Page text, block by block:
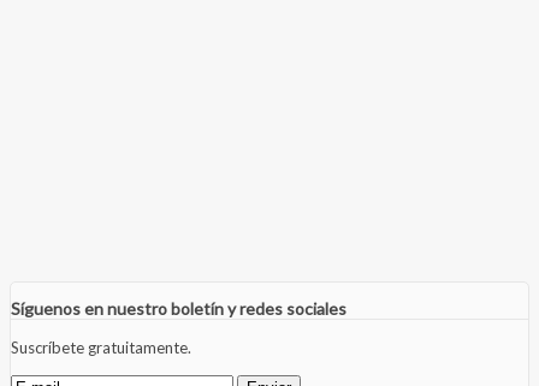
Síguenos en nuestro boletín y redes sociales
Suscríbete gratuitamente.